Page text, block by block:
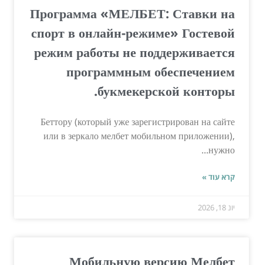
Программа «МЕЛБЕТ: Ставки на
спорт в онлайн-режиме» Гостевой
режим работы не поддерживается
программным обеспечением
букмекерской конторы.
Беттору (который уже зарегистрирован на сайте
или в зеркало мелбет мобильном приложении),
нужно...
קרא עוד »
יונ 18, 2026
Мобильную версию Мелбет